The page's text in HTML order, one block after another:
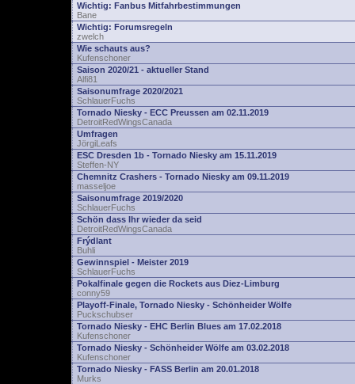
Wichtig: Fanbus Mitfahrbestimmungen
Bane
Wichtig: Forumsregeln
zwelch
Wie schauts aus?
Kufenschoner
Saison 2020/21 - aktueller Stand
Alfi81
Saisonumfrage 2020/2021
SchlauerFuchs
Tornado Niesky - ECC Preussen am 02.11.2019
DetroitRedWingsCanada
Umfragen
JörgiLeafs
ESC Dresden 1b - Tornado Niesky am 15.11.2019
Steffen-NY
Chemnitz Crashers - Tornado Niesky am 09.11.2019
masseljoe
Saisonumfrage 2019/2020
SchlauerFuchs
Schön dass Ihr wieder da seid
DetroitRedWingsCanada
Frýdlant
Buhli
Gewinnspiel - Meister 2019
SchlauerFuchs
Pokalfinale gegen die Rockets aus Diez-Limburg
conny59
Playoff-Finale, Tornado Niesky - Schönheider Wölfe
Puckschubser
Tornado Niesky - EHC Berlin Blues am 17.02.2018
Kufenschoner
Tornado Niesky - Schönheider Wölfe am 03.02.2018
Kufenschoner
Tornado Niesky - FASS Berlin am 20.01.2018
Murks